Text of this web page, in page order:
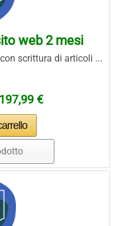
web 2 mesi
scrittura di articoli ...
197,99 €